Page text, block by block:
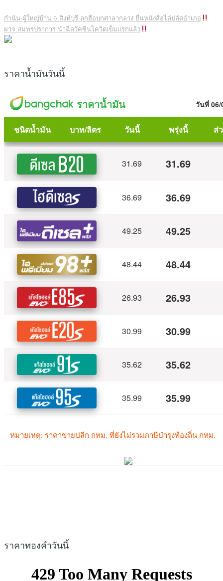
กำนัน-ผู้ใหญ่บ้าน จ.สิงห์บุรี ลุกฮือบุกศาลากลาง ยื่นหนังสือไล่ปลัดอำเภอ
ผวจ.สมุทรปราการ นำฉีดวัคซีนโควิดเข็มแรกแล้ว
ราคาน้ำมันวันนี้
ราคาทองคำวันนี้